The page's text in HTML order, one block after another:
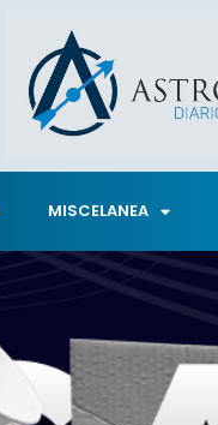
MISCELANEA